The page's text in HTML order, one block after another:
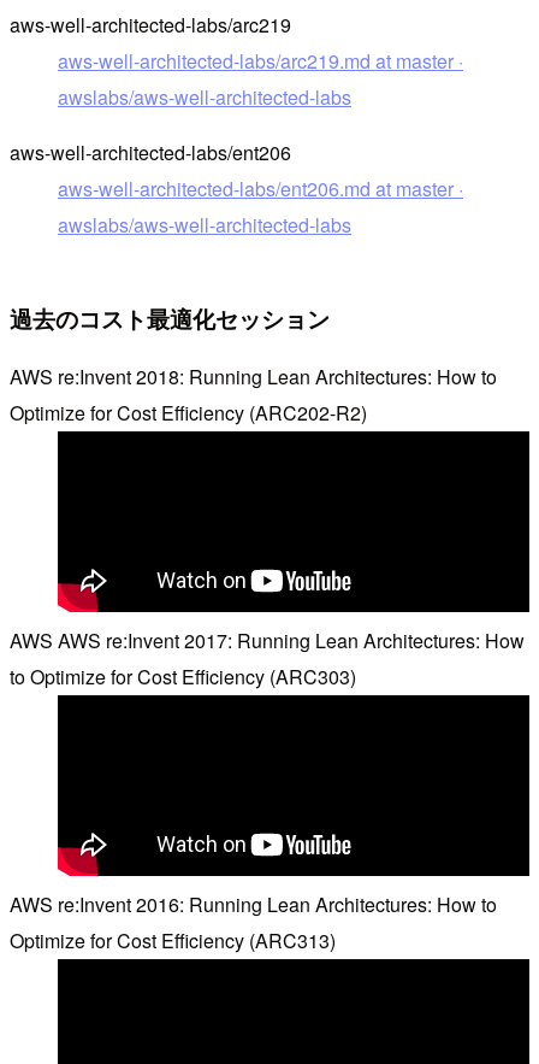
aws-well-architected-labs/arc219
aws-well-architected-labs/arc219.md at master ·
awslabs/aws-well-architected-labs
aws-well-architected-labs/ent206
aws-well-architected-labs/ent206.md at master ·
awslabs/aws-well-architected-labs
過去のコスト最適化セッション
AWS re:Invent 2018: Running Lean Architectures: How to
Optimize for Cost Efficiency (ARC202-R2)
AWS AWS re:Invent 2017: Running Lean Architectures: How
to Optimize for Cost Efficiency (ARC303)
AWS re:Invent 2016: Running Lean Architectures: How to
Optimize for Cost Efficiency (ARC313)